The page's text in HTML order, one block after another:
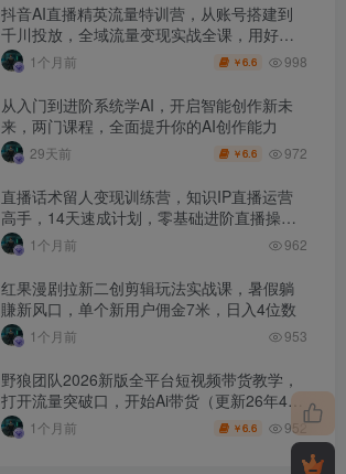
抖音AI直播精英流量特训营，从账号搭建到
千川投放，全域流量变现实战全课，用好工
具让賺钱更简单
1个月前 ￥6.6 998
从入门到进阶系统学AI，开启智能创作新未
来，两门课程，全面提升你的AI创作能力
29天前 ￥6.6 972
直播话术留人变现训练营，知识IP直播运营
高手，14天速成计划，零基础进阶直播操盘
手
1个月前 962
红果漫剧拉新二创剪辑玩法实战课，暑假躺
賺新风口，单个新用户佣金7米，日入4位数
1个月前 953
野狼团队2026新版全平台短视频带货教学，
打开流量突破口，开始Ai带货（更新26年4月
25日）1个月前 ￥6.6 952